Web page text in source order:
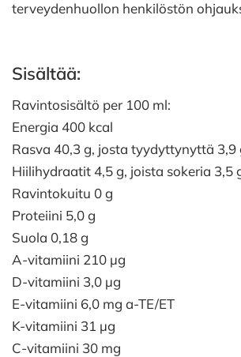
terveydenhuollon henkilöstön
Sisältää:
Ravintosisältö per 100 ml:
Energia 400 kcal
Rasva 40,3 g, josta tyydyttynyttä 3,9
Hiilihydraatit 4,5 g, joista sokeria 3,5
Ravintokuitu 0 g
Proteiini 5,0 g
Suola 0,18 g
A-vitamiini 210 µg
D-vitamiini 3,0 µg
E-vitamiini 6,0 mg a-TE/ET
K-vitamiini 31 µg
C-vitamiini 30 mg